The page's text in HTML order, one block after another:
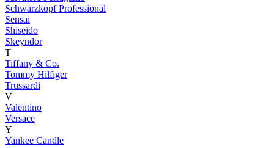
Schwarzkopf Professional
Sensai
Shiseido
Skeyndor
T
Tiffany & Co.
Tommy Hilfiger
Trussardi
V
Valentino
Versace
Y
Yankee Candle